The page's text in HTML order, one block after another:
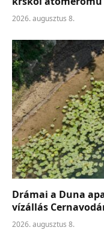
2026. augusztus 8.
Drámai a Duna
vízállás
2026. augusztus 8.